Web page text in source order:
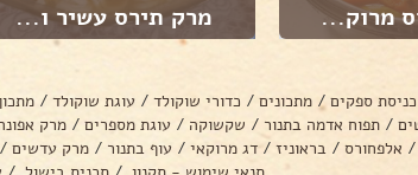
מרוק... מרק תירס עשיר ו...
כניסת ספקים / מתכונים / כדורי שוקולד / עוגת שוקולד /
/ תפוח אדמה בתנור / שקשוקה / עוגת מספרים / מרק
/ אלפחורס / בראוניז / דג מרוקאי / עוף בתנור / מרק עדשים /